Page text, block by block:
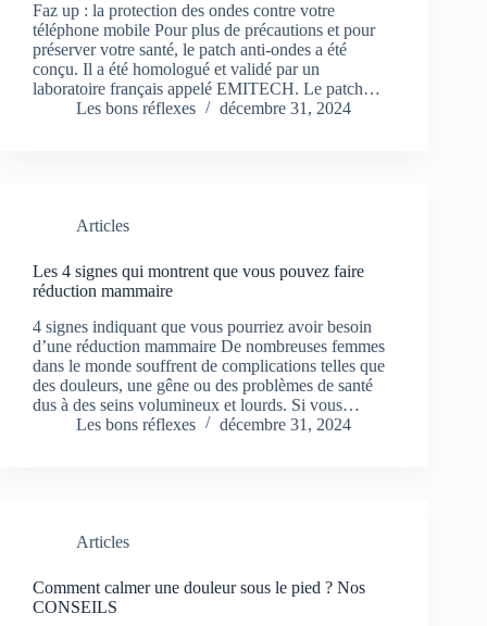
Faz up : la protection des ondes contre votre
téléphone mobile Pour plus de précautions et pour
préserver votre santé, le patch anti-ondes a été
conçu. Il a été homologué et validé par un
laboratoire français appelé EMITECH. Le patch…
Les bons réflexes
décembre 31, 2024
Articles
Les 4 signes qui montrent que vous pouvez faire
réduction mammaire
4 signes indiquant que vous pourriez avoir besoin
d’une réduction mammaire De nombreuses femmes
dans le monde souffrent de complications telles que
des douleurs, une gêne ou des problèmes de santé
dus à des seins volumineux et lourds. Si vous…
Les bons réflexes
décembre 31, 2024
Articles
Comment calmer une douleur sous le pied ? Nos
CONSEILS